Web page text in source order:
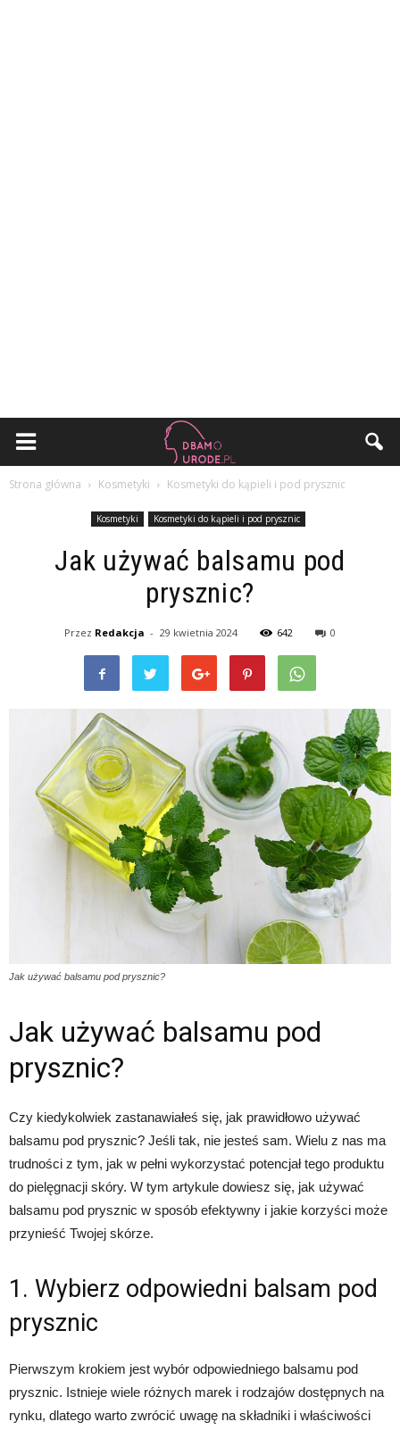
Strona główna Kosmetyki Kosmetyki do kąpieli i pod prysznic
Kosmetyki Kosmetyki do kąpieli i pod prysznic
Jak używać balsamu pod
prysznic?
Przez Redakcja - 29 kwietnia 2024 642 0
Jak używać balsamu pod prysznic?
Jak używać balsamu pod
prysznic?
Czy kiedykolwiek zastanawiałeś się, jak prawidłowo używać
balsamu pod prysznic? Jeśli tak, nie jesteś sam. Wielu z nas ma
trudności z tym, jak w pełni wykorzystać potencjał tego produktu
do pielęgnacji skóry. W tym artykule dowiesz się, jak używać
balsamu pod prysznic w sposób efektywny i jakie korzyści może
przynieść Twojej skórze.
1. Wybierz odpowiedni balsam pod
prysznic
Pierwszym krokiem jest wybór odpowiedniego balsamu pod
prysznic. Istnieje wiele różnych marek i rodzajów dostępnych na
rynku, dlatego warto zwrócić uwagę na składniki i właściwości